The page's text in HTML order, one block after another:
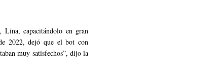
capacitándolo en gran
2022, dejó que el bot con
muy satisfechos”, dijo la